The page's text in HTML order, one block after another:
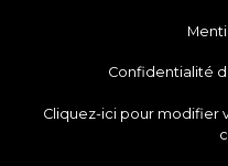
Confidentialité
Cliquez-ici pour modifier